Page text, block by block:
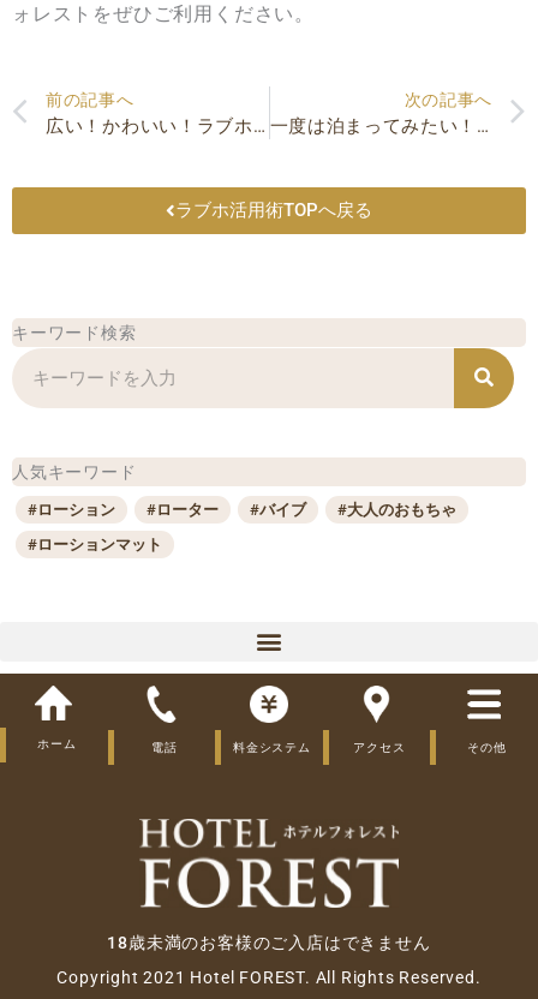
ォレストをぜひご利用ください。
Prev
前の記事へ
広い！かわいい！ラブホのジャグジーはくつろぎタイムをつくる天才
次の記事へ
一度は泊まってみたい！大阪のおしゃれなラブホ
ラブホ活用術TOPへ戻る
キーワード検索
検
索
人気キーワード
#ローション #ローター #バイブ
#大人のおもちゃ
#ローションマット
大人のおもちゃ
利用時間
利用全般
利用タイミング
ホーム 電話 料金システム アクセス その他
18歳未満のお客様のご入店はできません
Copyright 2021 Hotel FOREST. All Rights Reserved.